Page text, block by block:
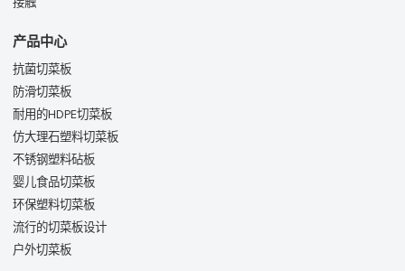
产品中心
抗菌切菜板
防滑切菜板
耐用的HDPE切菜板
仿大理石塑料切菜板
不锈钢塑料砧板
婴儿食品切菜板
环保塑料切菜板
流行的切菜板设计
户外切菜板